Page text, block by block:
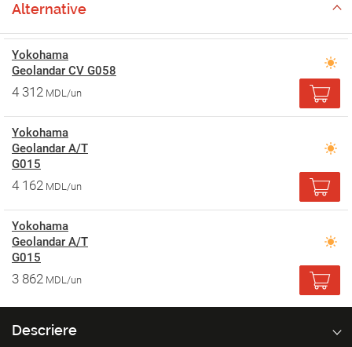
Alternative
Yokohama
Geolandar CV G058
4 312 MDL/un
Yokohama
Geolandar A/T
G015
4 162 MDL/un
Yokohama
Geolandar A/T
G015
3 862 MDL/un
Descriere